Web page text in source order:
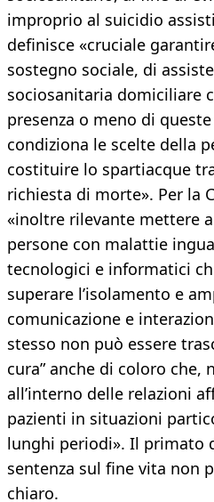
improprio al suicidio
definisce «cruciale
sostegno sociale, di
sociosanitaria domiciliare
presenza o meno di
condiziona le scelte della
costituire lo spartiacque
richiesta di morte». Per la
«inoltre rilevante mettere
persone con malattie
tecnologici e informatici
superare l’isolamento e
comunicazione e
stesso non può essere
cura” anche di coloro che,
all’interno delle relazioni
pazienti in situazioni
lunghi periodi». Il primato
sentenza sul fine vita non
chiaro.